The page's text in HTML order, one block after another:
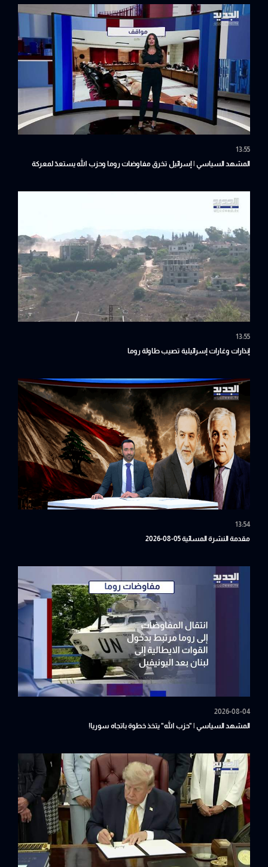
13:55
المشهد السياسي | إسرائيل تخرق مفاوضات روما وحزب الله يستعدّ لمعركة
13:55
إنذارات وغارات إسرائيلية تصيب طاولة روما
13:54
مقدمة النشرة المسائية 05-08-2026
2026-08-04
المشهد السياسي | "حزب الله" يتخذ خطوة باتجاه سوريا!